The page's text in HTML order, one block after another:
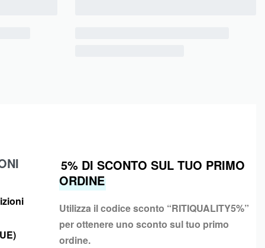
5% DI SCONTO SUL TUO PRIMO
ORDINE
Utilizza il codice sconto “RITIQUALITY5%”
per ottenere uno sconto sul tuo primo
ordine.